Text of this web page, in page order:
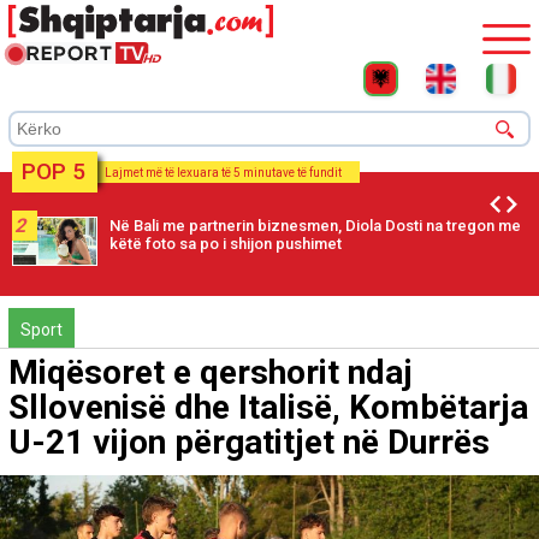
POP 5 Lajmet më të lexuara të 5 minutave të fundit
2
Në Bali me partnerin biznesmen, Diola Dosti na tregon me
këtë foto sa po i shijon pushimet
Sport
Miqësoret e qershorit ndaj
Sllovenisë dhe Italisë, Kombëtarja
U-21 vijon përgatitjet në Durrës